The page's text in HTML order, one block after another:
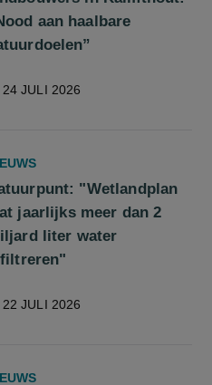
aan haalbare
24 JULI 2026
"Wetlandplan
jaarlijks meer dan 2
liter water
22 JULI 2026